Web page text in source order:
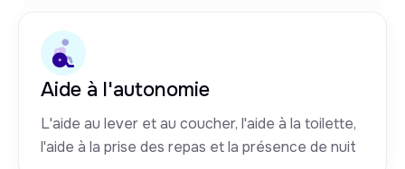
Aide à l'autonomie
L'aide au lever et au coucher, l'aide à la toilette,
l'aide à la prise des repas et la présence de nuit